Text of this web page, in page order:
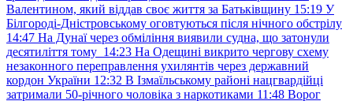
Валентином, який віддав своє життя за Батьківщину 15:19 У
Білгороді-Дністровському оговтуються після нічного обстрілу
14:47 На Дунаї через обміління виявили судна, що затонули
десятиліття тому 14:23 На Одещині викрито чергову схему
незаконного переправлення ухилянтів через державний
кордон України 12:32 В Ізмаїльському районі нацгвардійці
затримали 50-річного чоловіка з наркотиками 11:48 Ворог